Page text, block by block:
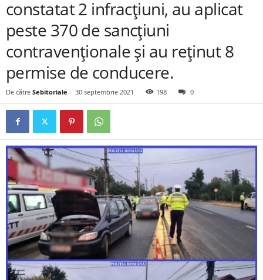
constatat 2 infracțiuni, au aplicat
peste 370 de sancțiuni
contravenționale și au reținut 8
permise de conducere.
De către Sebitoriale - 30 septembrie 2021 198 0